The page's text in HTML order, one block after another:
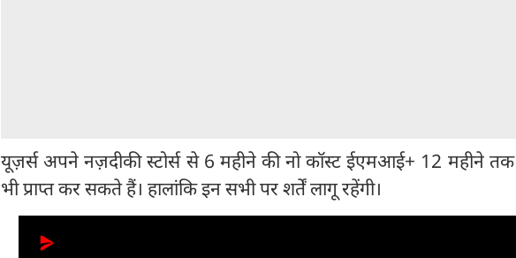
यूज़र्स अपने नज़दीकी स्टोर्स से 6 महीने की नो कॉस्ट ईएमआई+ 12 महीने
भी प्राप्त कर सकते हैं। हालांकि इन सभी पर शर्तें लागू रहेंगी।